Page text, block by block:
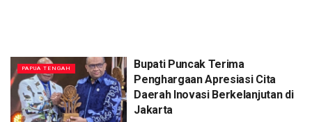
PAPUA TENGAH
Bupati Puncak Terima
Penghargaan Apresiasi Cita
Daerah Inovasi Berkelanjutan di
Jakarta